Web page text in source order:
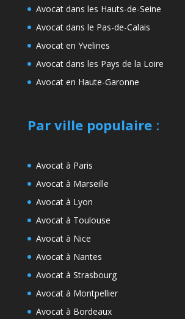
Avocat dans les Hauts-de-Seine
Avocat dans le Pas-de-Calais
Avocat en Yvelines
Avocat dans les Pays de la Loire
Avocat en Haute-Garonne
Par ville populaire:
Avocat à Paris
Avocat à Marseille
Avocat à Lyon
Avocat à Toulouse
Avocat à Nice
Avocat à Nantes
Avocat à Strasbourg
Avocat à Montpellier
Avocat à Bordeaux